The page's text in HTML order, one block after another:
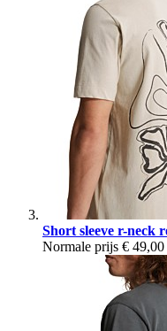
Short sleeve r-neck
Normale prijs € 49,00